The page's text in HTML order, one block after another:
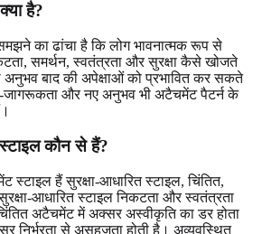
है?
का ढांचा है कि लोग भावनात्मक रूप से
समर्थन, स्वतंत्रता और सुरक्षा कैसे खोजते
बाद की अपेक्षाओं को प्रभावित कर सकते
और नए अनुभव भी अटैचमेंट पैटर्न के
कौन से हैं?
स्टाइल हैं सुरक्षा-आधारित स्टाइल, चिंतित,
आधारित स्टाइल निकटता और स्वतंत्रता
अटैचमेंट में अक्सर अस्वीकृति का डर होता
निर्भरता से असहजता होती है। अव्यवस्थित